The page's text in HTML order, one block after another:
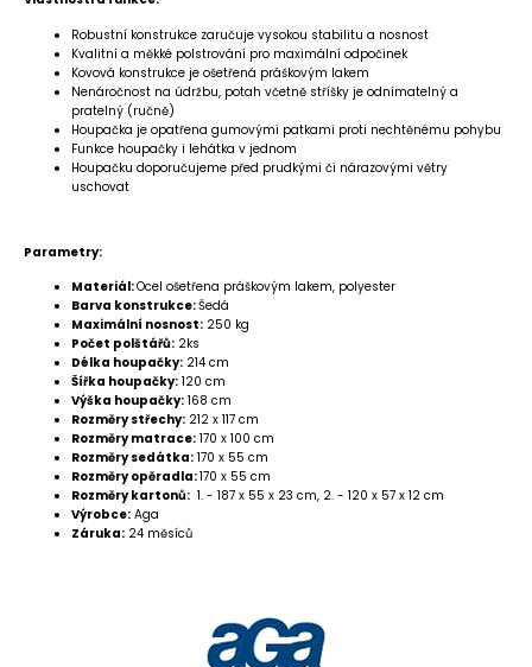
Robustní konstrukce zaručuje vysokou stabilitu a nosnost
Kvalitní a měkké polstrování pro maximální odpočinek
Kovová konstrukce je ošetřená práškovým lakem
Nenáročnost na údržbu, potah včetně stříšky je odnímatelný a
pratelný (ručně)
Houpačka je opatřena gumovými patkami proti nechtěnému pohybu
Funkce houpačky i lehátka v jednom
Houpačku doporučujeme před prudkými či nárazovými větry
uschovat
Parametry:
Materiál:Ocel ošetřena práškovým lakem, polyester
Barva konstrukce:Šedá
Maximální nosnost: 250 kg
Počet polštářů: 2ks
Délka houpačky: 214 cm
Šířka houpačky: 120 cm
Výška houpačky: 168 cm
Rozměry střechy: 212 x 117 cm
Rozměry matrace: 170 x 100 cm
Rozměry sedátka: 170 x 55 cm
Rozměry opěradla:170 x 55 cm
Rozměry kartonů: 1. - 187 x 55 x 23 cm, 2. - 120 x 57 x 12 cm
Výrobce: Aga
Záruka: 24 měsíců